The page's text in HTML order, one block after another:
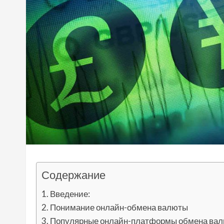
Содержание
Введение:
Понимание онлайн-обмена валюты
Популярные онлайн-платформы обмена